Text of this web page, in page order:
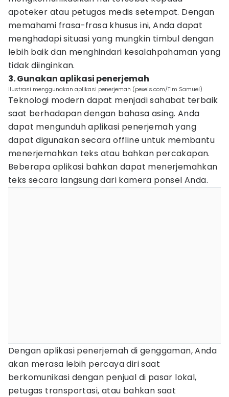
apoteker atau petugas medis setempat. Dengan
memahami frasa-frasa khusus ini, Anda dapat
menghadapi situasi yang mungkin timbul dengan
lebih baik dan menghindari kesalahpahaman yang
tidak diinginkan.
3. Gunakan aplikasi penerjemah
Ilustrasi menggunakan aplikasi penerjemah (pexels.com/Tim Samuel)
Teknologi modern dapat menjadi sahabat terbaik
saat berhadapan dengan bahasa asing. Anda
dapat mengunduh aplikasi penerjemah yang
dapat digunakan secara offline untuk membantu
menerjemahkan teks atau bahkan percakapan.
Beberapa aplikasi bahkan dapat menerjemahkan
teks secara langsung dari kamera ponsel Anda.
Dengan aplikasi penerjemah di genggaman, Anda
akan merasa lebih percaya diri saat
berkomunikasi dengan penjual di pasar lokal,
petugas transportasi, atau bahkan saat